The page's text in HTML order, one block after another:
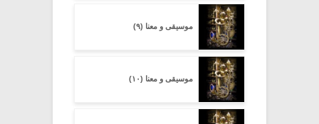
موسیقی و معنا (۹)
موسیقی و معنا (۱۰)